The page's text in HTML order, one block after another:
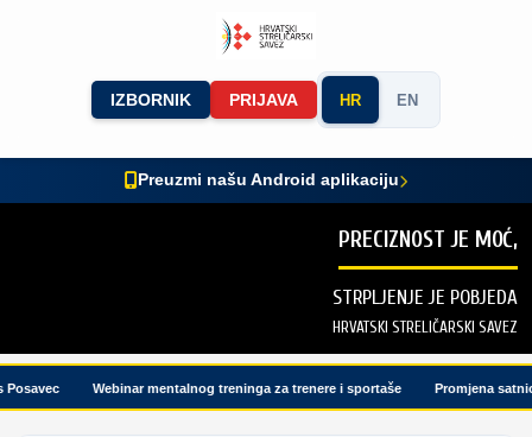
IZBORNIK PRIJAVA HR EN
Preuzmi našu Android aplikaciju
PRECIZNOST JE MOĆ,
STRPLJENJE JE POBJEDA
HRVATSKI STRELIČARSKI SAVEZ
Webinar mentalnog treninga za trenere i sportaše Promjena